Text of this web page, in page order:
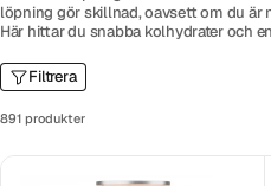
löpning gör skillnad, oavsett om du är
Här hittar du snabba kolhydrater och
optimal, och vassleprotein som
Komplettera med energirika bars som
snabbare.
Filtrera
891 produkter